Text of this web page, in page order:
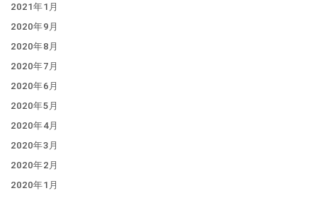
2021年1月
2020年9月
2020年8月
2020年7月
2020年6月
2020年5月
2020年4月
2020年3月
2020年2月
2020年1月